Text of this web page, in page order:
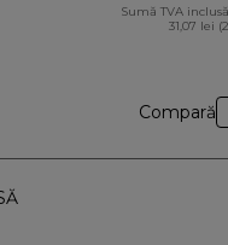
Sumă TVA
31,07 lei
Compară